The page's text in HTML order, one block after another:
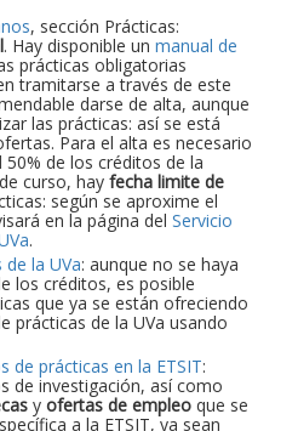
, sección Prácticas:
. Hay disponible un manual de
prácticas obligatorias
tramitarse a través de este
darse de alta, aunque
las prácticas: así se está
Para el alta es necesario
de los créditos de la
curso, hay fecha limite de
según se aproxime el
en la página del Servicio
.
la UVa: aunque no se haya
los créditos, es posible
que ya se están ofreciendo
prácticas de la UVa usando
de prácticas en la ETSIT:
de investigación, así como
y ofertas de empleo que se
a la ETSIT, ya sean